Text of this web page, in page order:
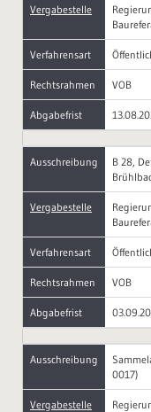
Vergabestelle
Verfahrensart
Rechtsrahmen VOB
Abgabefrist
Ausschreibung
B 28,
Vergabestelle
Verfahrensart
Rechtsrahmen VOB
Abgabefrist
Ausschreibung
0017)
Vergabestelle